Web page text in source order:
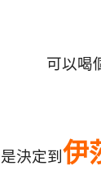
可以喝
決定到 伊